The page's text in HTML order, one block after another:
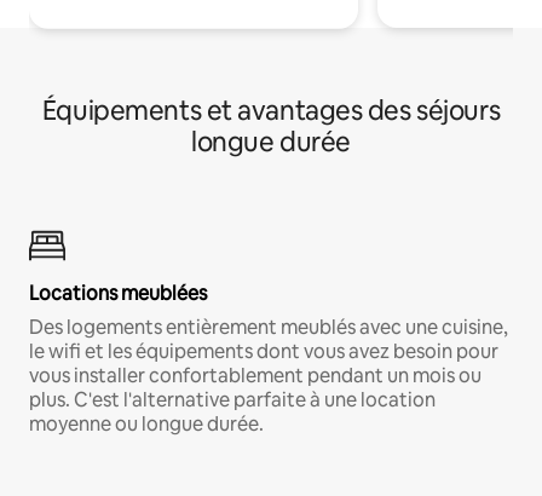
Équipements et avantages des séjours
longue durée
Locations meublées
Des logements entièrement meublés avec une cuisine,
le wifi et les équipements dont vous avez besoin pour
vous installer confortablement pendant un mois ou
plus. C'est l'alternative parfaite à une location
moyenne ou longue durée.